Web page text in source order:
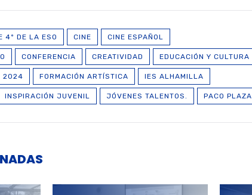
4º DE LA ESO CINE CINE ESPAÑOL
CONFERENCIA CREATIVIDAD EDUCACIÓN Y CULTURA
2024 FORMACIÓN ARTÍSTICA IES ALHAMILLA
INSPIRACIÓN JUVENIL JÓVENES TALENTOS. PACO PLAZA